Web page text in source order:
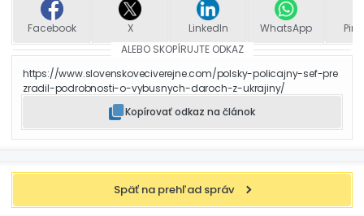
Facebook X LinkedIn WhatsApp
ALEBO SKOPÍRUJTE ODKAZ
https://www.slovenskoveciverejne.com/polsky-policajny-sef-pre
zradil-podrobnosti-o-vybusnych-daroch-z-ukrajiny/
Kopírovať odkaz na článok
Späť na prehľad správ